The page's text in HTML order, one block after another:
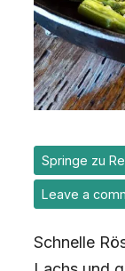
Springe zu
Leave a
Schnelle